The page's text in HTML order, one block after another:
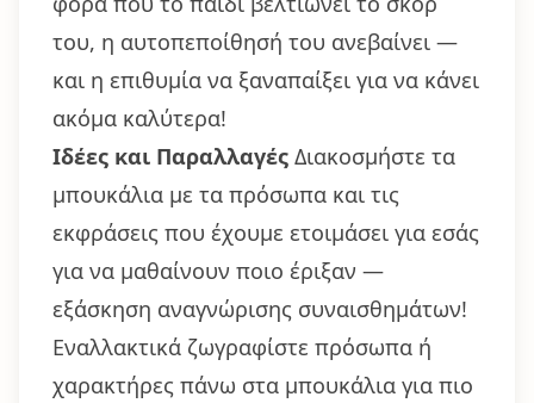
του, η αυτοπεποίθησή του ανεβαίνει —
και η επιθυμία να ξαναπαίξει για να κάνει
ακόμα καλύτερα!
Ιδέες και Παραλλαγές Διακοσμήστε τα
μπουκάλια με τα πρόσωπα και τις
εκφράσεις που έχουμε ετοιμάσει για εσάς
για να μαθαίνουν ποιο έριξαν —
εξάσκηση αναγνώρισης συναισθημάτων!
Εναλλακτικά ζωγραφίστε πρόσωπα ή
χαρακτήρες πάνω στα μπουκάλια για πιο